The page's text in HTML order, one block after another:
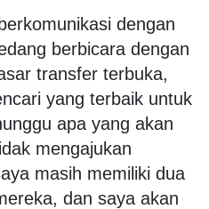
dengan
berbicara dengan
transfer terbuka,
yang terbaik untuk
apa yang akan
mengajukan
masih memiliki dua
dan saya akan